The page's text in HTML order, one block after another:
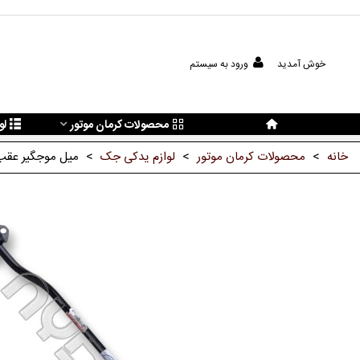
خوش آمدید ورود به سیستم
محصولات کرمان موتور
خانه > محصولات کرمان موتور > لوازم یدکی جک > میل موجگیر